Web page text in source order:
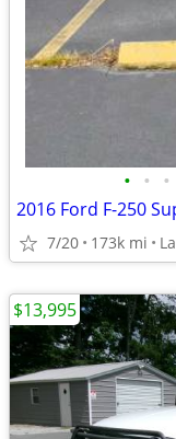
• • •
2016 Ford F-250
7/20 173k mi
$13,995